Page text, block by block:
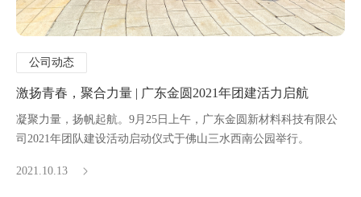
公司动态
激扬青春，聚合力量 | 广东金圆2021年团建活力启航
凝聚力量，扬帆起航。9月25日上午，广东金圆新材料科技有限公
司2021年团队建设活动启动仪式于佛山三水西南公园举行。
2021.10.13